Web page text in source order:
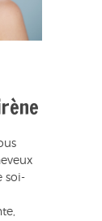
soi-